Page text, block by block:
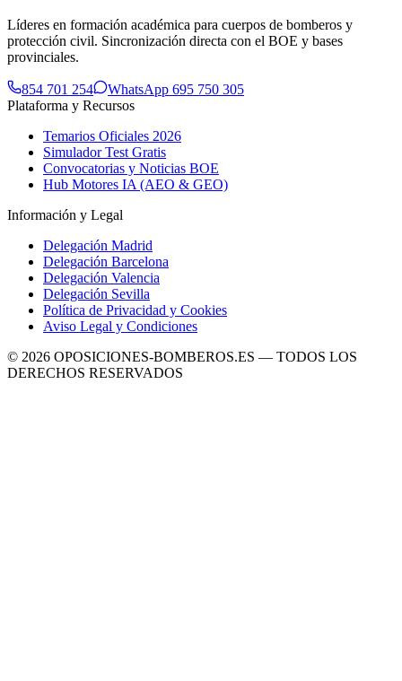
Líderes en formación académica para cuerpos de bomberos y
protección civil. Sincronización directa con el BOE y bases
provinciales.
854 701 254
WhatsApp 695 750 305
Plataforma y Recursos
Temarios Oficiales 2026
Simulador Test Gratis
Convocatorias y Noticias BOE
Hub Motores IA (AEO & GEO)
Información y Legal
Delegación Madrid
Delegación Barcelona
Delegación Valencia
Delegación Sevilla
Política de Privacidad y Cookies
Aviso Legal y Condiciones
© 2026 OPOSICIONES-BOMBEROS.ES — TODOS LOS
DERECHOS RESERVADOS